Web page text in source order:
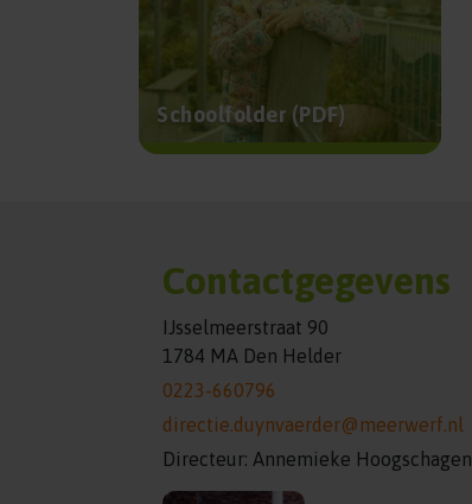
Schoolfolder (PDF)
Contactgegevens
IJsselmeerstraat 90
1784 MA Den Helder
0223-660796
directie.duynvaerder@meerwerf.nl
Directeur: Annemieke Hoogschagen